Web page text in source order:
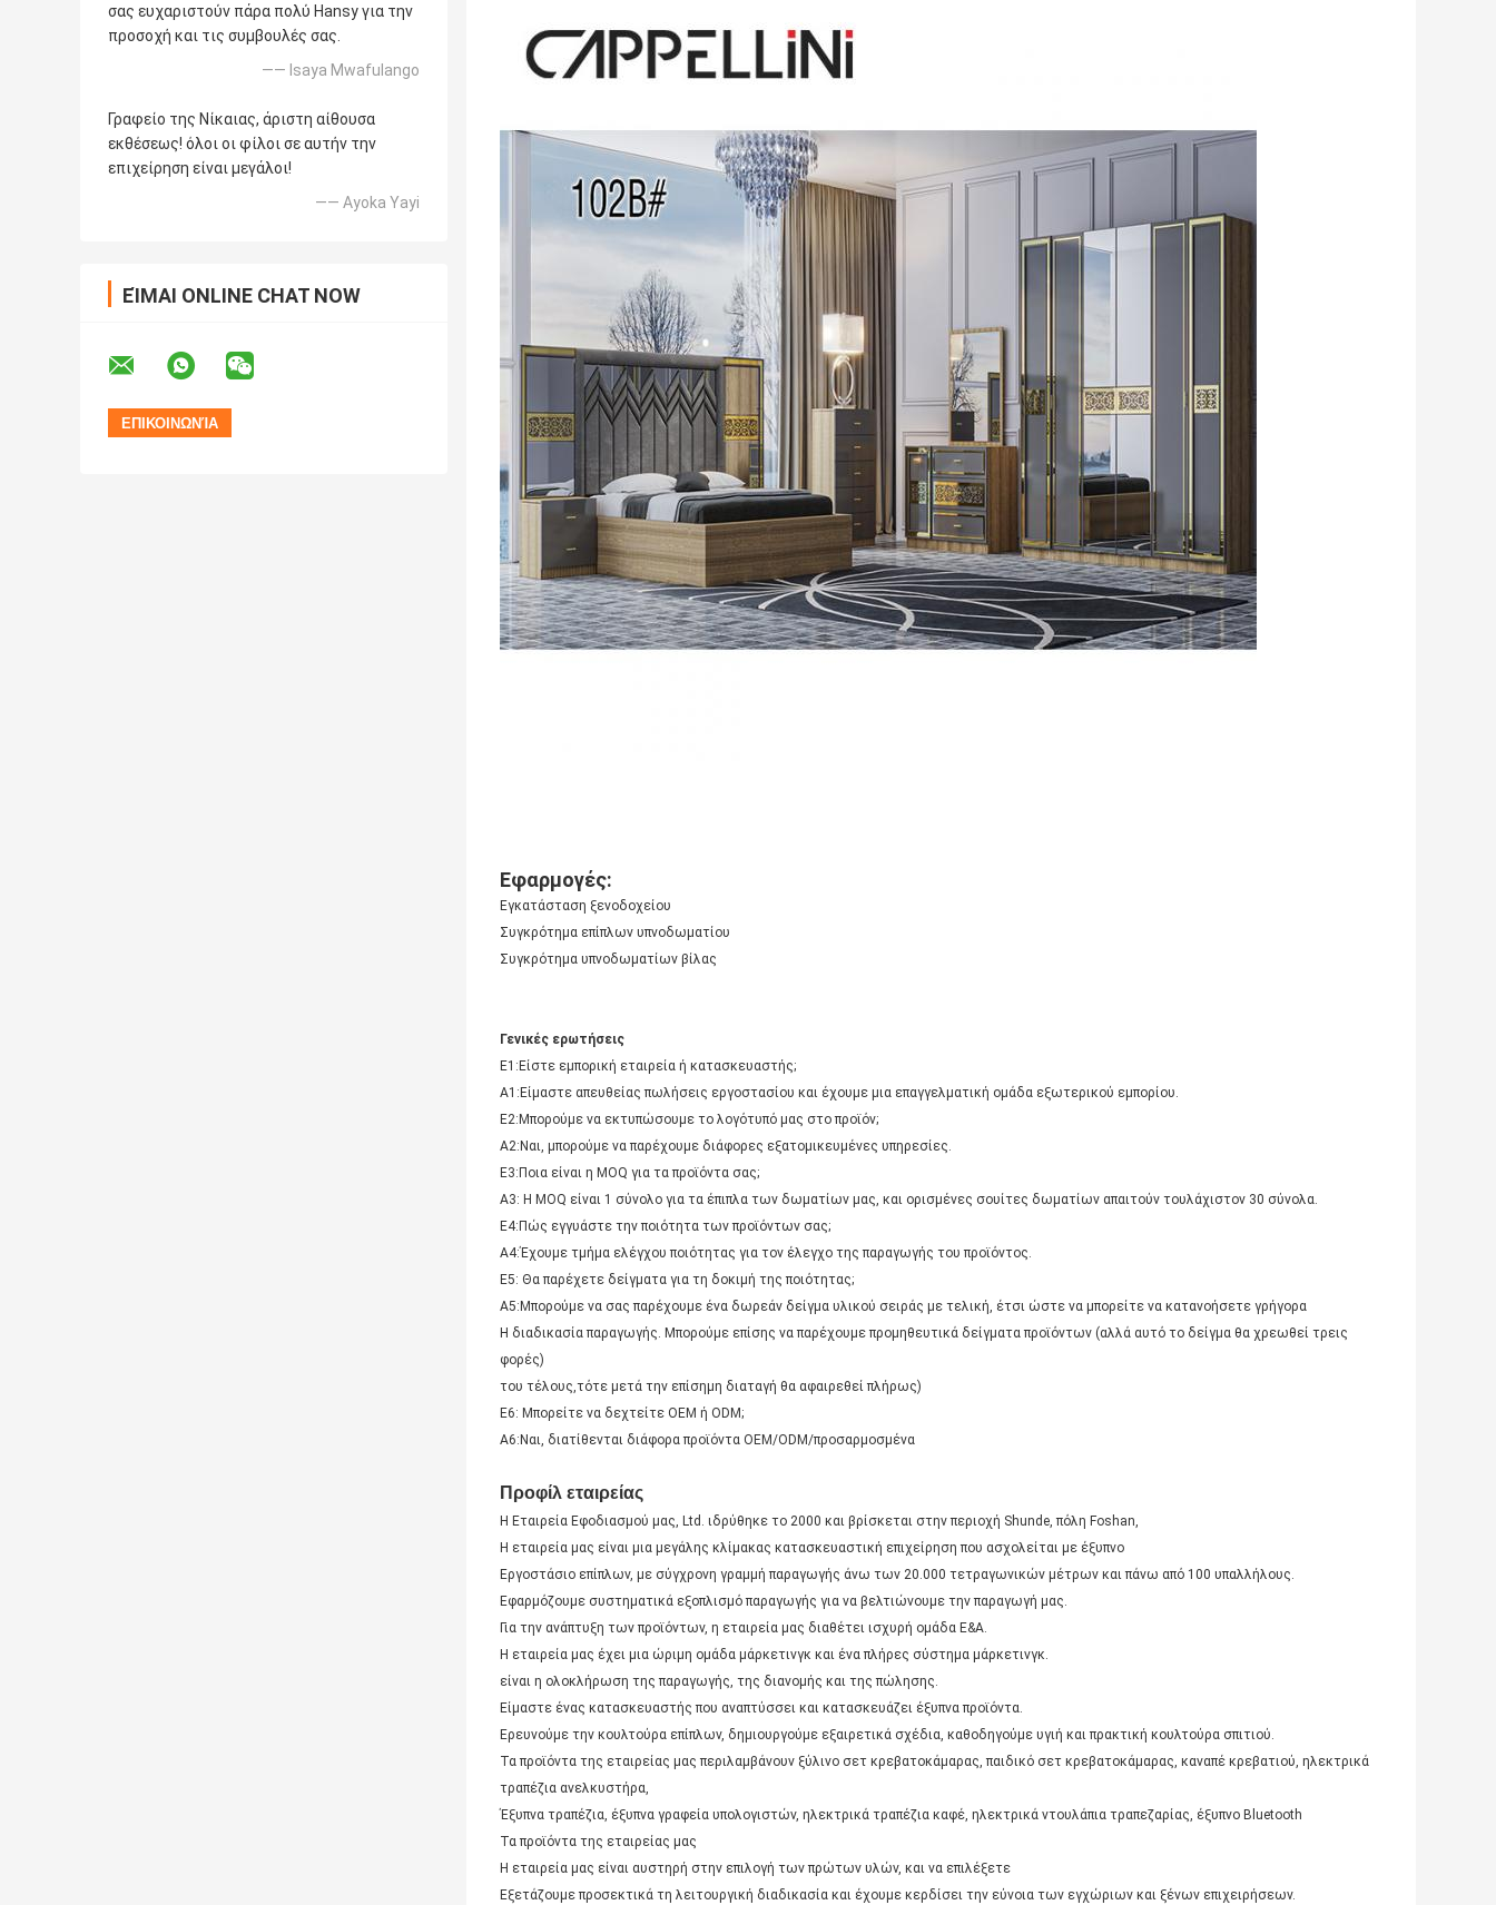
σας ευχαριστούν πάρα πολύ Hansy για την
προσοχή και τις συμβουλές σας.
—— Isaya Mwafulango
Γραφείο της Νίκαιας, άριστη αίθουσα
εκθέσεως! όλοι οι φίλοι σε αυτήν την
επιχείρηση είναι μεγάλοι!
—— Ayoka Yayi
ΕΊΜΑΙ ONLINE CHAT NOW
Εφαρμογές:
Εγκατάσταση ξενοδοχείου
Συγκρότημα επίπλων υπνοδωματίου
Συγκρότημα υπνοδωματίων βίλας
Γενικές ερωτήσεις
Ε1:Είστε εμπορική εταιρεία ή κατασκευαστής;
Α1:Είμαστε απευθείας πωλήσεις εργοστασίου και έχουμε μια επαγγελματική ομάδα εξωτερικού εμπορίου.
Ε2:Μπορούμε να εκτυπώσουμε το λογότυπό μας στο προϊόν;
Α2:Ναι, μπορούμε να παρέχουμε διάφορες εξατομικευμένες υπηρεσίες.
Ε3:Ποια είναι η MOQ για τα προϊόντα σας;
Α3: Η MOQ είναι 1 σύνολο για τα έπιπλα των δωματίων μας, και ορισμένες σουίτες δωματίων απαιτούν τουλάχιστον 30 σύνολα.
Ε4:Πώς εγγυάστε την ποιότητα των προϊόντων σας;
Α4:Έχουμε τμήμα ελέγχου ποιότητας για τον έλεγχο της παραγωγής του προϊόντος.
Ε5: Θα παρέχετε δείγματα για τη δοκιμή της ποιότητας;
Α5:Μπορούμε να σας παρέχουμε ένα δωρεάν δείγμα υλικού σειράς με τελική, έτσι ώστε να μπορείτε να κατανοήσετε γρήγορα
Η διαδικασία παραγωγής. Μπορούμε επίσης να παρέχουμε προμηθευτικά δείγματα προϊόντων (αλλά αυτό το δείγμα θα χρεωθεί τρεις
φορές)
του τέλους,τότε μετά την επίσημη διαταγή θα αφαιρεθεί πλήρως)
Ε6: Μπορείτε να δεχτείτε OEM ή ODM;
Α6:Ναι, διατίθενται διάφορα προϊόντα OEM/ODM/προσαρμοσμένα
Προφίλ εταιρείας
Η Εταιρεία Εφοδιασμού μας, Ltd. ιδρύθηκε το 2000 και βρίσκεται στην περιοχή Shunde, πόλη Foshan,
Η εταιρεία μας είναι μια μεγάλης κλίμακας κατασκευαστική επιχείρηση που ασχολείται με έξυπνο
Εργοστάσιο επίπλων, με σύγχρονη γραμμή παραγωγής άνω των 20.000 τετραγωνικών μέτρων και πάνω από 100 υπαλλήλους.
Εφαρμόζουμε συστηματικά εξοπλισμό παραγωγής για να βελτιώνουμε την παραγωγή μας.
Για την ανάπτυξη των προϊόντων, η εταιρεία μας διαθέτει ισχυρή ομάδα Ε&Α.
Η εταιρεία μας έχει μια ώριμη ομάδα μάρκετινγκ και ένα πλήρες σύστημα μάρκετινγκ.
είναι η ολοκλήρωση της παραγωγής, της διανομής και της πώλησης.
Είμαστε ένας κατασκευαστής που αναπτύσσει και κατασκευάζει έξυπνα προϊόντα.
Ερευνούμε την κουλτούρα επίπλων, δημιουργούμε εξαιρετικά σχέδια, καθοδηγούμε υγιή και πρακτική κουλτούρα σπιτιού.
Τα προϊόντα της εταιρείας μας περιλαμβάνουν ξύλινο σετ κρεβατοκάμαρας, παιδικό σετ κρεβατοκάμαρας, καναπέ κρεβατιού, ηλεκτρικά
τραπέζια ανελκυστήρα,
Έξυπνα τραπέζια, έξυπνα γραφεία υπολογιστών, ηλεκτρικά τραπέζια καφέ, ηλεκτρικά ντουλάπια τραπεζαρίας, έξυπνο Bluetooth
Τα προϊόντα της εταιρείας μας
Η εταιρεία μας είναι αυστηρή στην επιλογή των πρώτων υλών, και να επιλέξετε
Εξετάζουμε προσεκτικά τη λειτουργική διαδικασία και έχουμε κερδίσει την εύνοια των εγχώριων και ξένων επιχειρήσεων.